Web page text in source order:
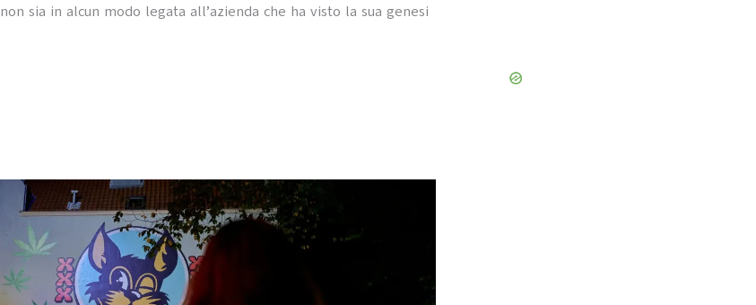
non sia in alcun modo legata all’azienda che ha visto la sua genesi